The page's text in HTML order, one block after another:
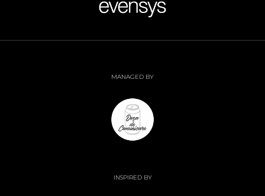
MANAGED BY
INSPIRED BY